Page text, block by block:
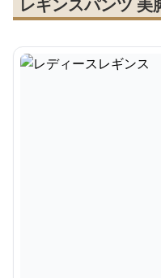
レギンスパンツ 美